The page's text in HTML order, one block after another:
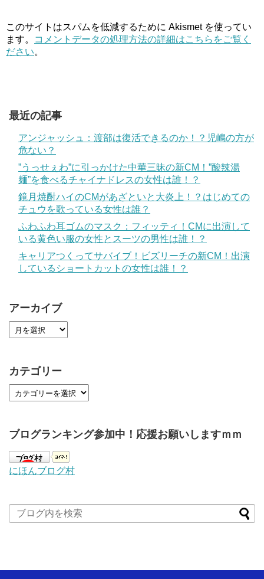
このサイトはスパムを低減するために Akismet を使ってい
ます。
コメントデータの処理方法の詳細はこちらをご覧く
ださい。
最近の記事
アンジャッシュ：渡部は復活できるのか！？児嶋の方が
危ない？
”うっせぇわ”に引っかけた中華三昧の新CM！”酸辣湯
麺”を食べるチャイナドレスの女性は誰！？
鏡月焼酎ハイのCMがあざといと大炎上！？はじめての
チュウを歌っている女性は誰？
ふわふわ耳ゴムのマスク：フィッティ！CMに出演して
いる黄色い服の女性とスーツの男性は誰！？
キャリアつくってサバイブ！ビズリーチの新CM！出演
しているショートカットの女性は誰！？
アーカイブ
カテゴリー
ブログランキング参加中！応援お願いしますｍｍ
にほんブログ村